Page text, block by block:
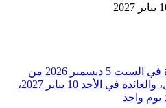
تحديد رحلة طيران ⁦دلتا⁩ المغادِرة في ⁦السبت 5 ديسمبر 2026⁩ من
⁦سانت جورج⁩ إلى ⁦منطقة ناشفيل⁩، والعائدة في ⁦الأحد 10 يناير 2027⁩،